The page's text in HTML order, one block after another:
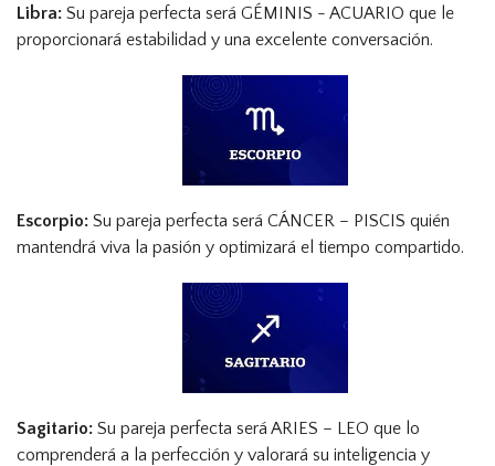
Libra: Su pareja perfecta será GÉMINIS - ACUARIO que le
proporcionará estabilidad y una excelente conversación.
Escorpio: Su pareja perfecta será CÁNCER – PISCIS quién
mantendrá viva la pasión y optimizará el tiempo compartido.
Sagitario: Su pareja perfecta será ARIES – LEO que lo
comprenderá a la perfección y valorará su inteligencia y